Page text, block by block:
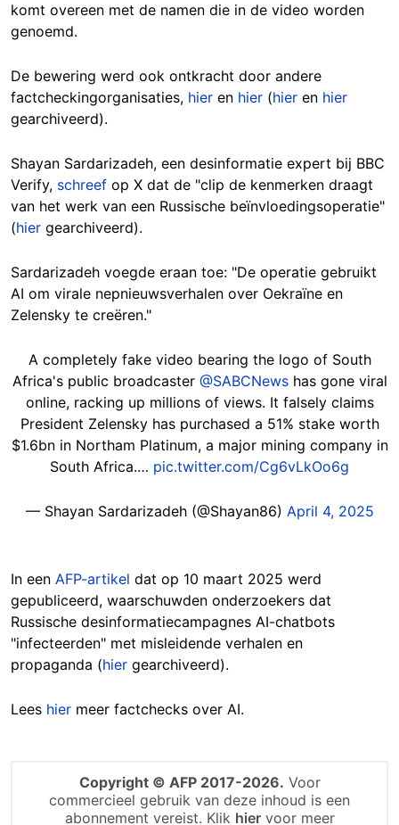
komt overeen met de namen die in de video worden
genoemd.
De bewering werd ook ontkracht door andere
factcheckingorganisaties, hier en hier (hier en hier
gearchiveerd).
Shayan Sardarizadeh, een desinformatie expert bij BBC
Verify, schreef op X dat de "clip de kenmerken draagt
van het werk van een Russische beïnvloedingsoperatie"
(hier gearchiveerd).
Sardarizadeh voegde eraan toe: "De operatie gebruikt
AI om virale nepnieuwsverhalen over Oekraïne en
Zelensky te creëren."
A completely fake video bearing the logo of South
Africa's public broadcaster @SABCNewshas gone viral
online, racking up millions of views. It falsely claims
President Zelensky has purchased a 51% stake worth
$1.6bn in Northam Platinum, a major mining company in
South Africa.… pic.twitter.com/Cg6vLkOo6g
— Shayan Sardarizadeh (@Shayan86) April 4, 2025
In een AFP-artikel dat op 10 maart 2025 werd
gepubliceerd, waarschuwden onderzoekers dat
Russische desinformatiecampagnes AI-chatbots
"infecteerden" met misleidende verhalen en
propaganda (hier gearchiveerd).
Lees hier meer factchecks over AI.
Copyright © AFP 2017-2026. Voor
commercieel gebruik van deze inhoud is een
abonnement vereist. Klik hiervoor meer